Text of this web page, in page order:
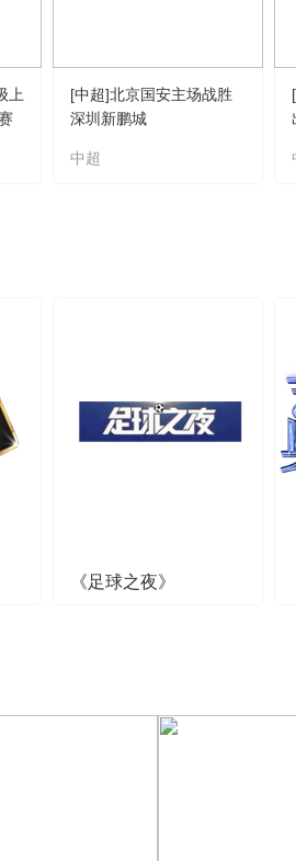
上
[中超]北京国安主场战胜
深圳新鹏城
中超
《足球之夜》